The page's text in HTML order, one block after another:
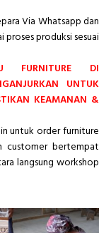
Via Whatsapp dan
produksi sesuai
FURNITURE DI
UNTUK
KEAMANAN &
untuk order furniture
customer bertempat
langsung workshop